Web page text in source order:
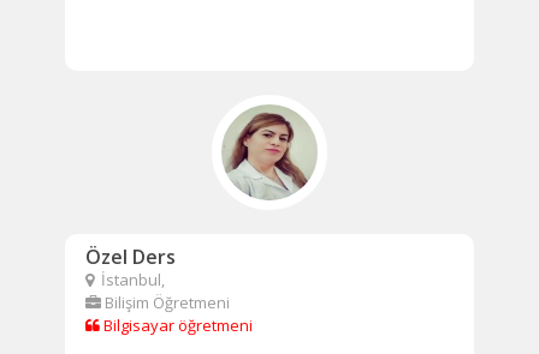
Özel Ders
İstanbul,
Bilişim Öğretmeni
Bilgisayar öğretmeni